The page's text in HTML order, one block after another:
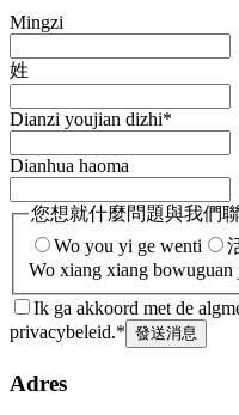
Mingzi
姓
Dianzi youjian dizhi*
Dianhua haoma
您想就什麼問題與我們
Wo you yi ge wenti
Wo xiang xiang bowuguan
Ik ga akkoord met de
privacybeleid.* 發送消息
Adres